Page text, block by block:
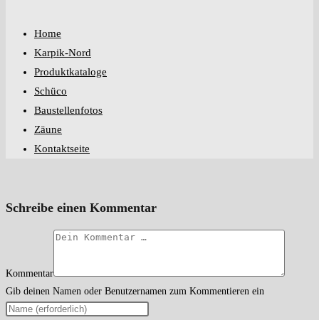
Home
Karpik-Nord
Produktkataloge
Schüco
Baustellenfotos
Zäune
Kontaktseite
Schreibe einen Kommentar
Kommentar
Gib deinen Namen oder Benutzernamen zum Kommentieren ein